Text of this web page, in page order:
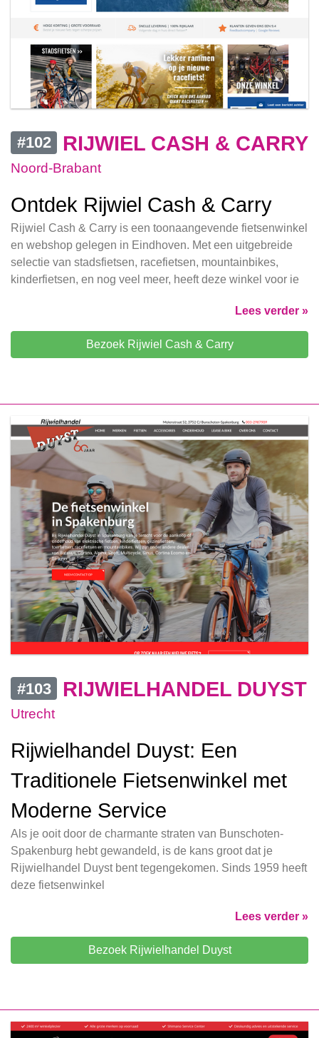
#102 RIJWIEL CASH & CARRY
Noord-Brabant
Ontdek Rijwiel Cash & Carry
Rijwiel Cash & Carry is een toonaangevende fietsenwinkel
en webshop gelegen in Eindhoven. Met een uitgebreide
selectie van stadsfietsen, racefietsen, mountainbikes,
kinderfietsen, en nog veel meer, heeft deze winkel voor ie
Lees verder »
Bezoek Rijwiel Cash & Carry
#103 RIJWIELHANDEL DUYST
Utrecht
Rijwielhandel Duyst: Een
Traditionele Fietsenwinkel met
Moderne Service
Als je ooit door de charmante straten van Bunschoten-
Spakenburg hebt gewandeld, is de kans groot dat je
Rijwielhandel Duyst bent tegengekomen. Sinds 1959 heeft
deze fietsenwinkel
Lees verder »
Bezoek Rijwielhandel Duyst